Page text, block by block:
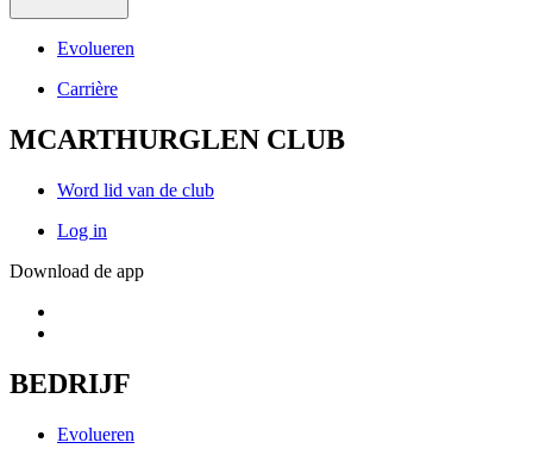
Evolueren
Carrière
MCARTHURGLEN CLUB
Word lid van de club
Log in
Download de app
BEDRIJF
Evolueren